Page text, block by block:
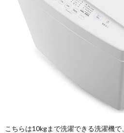
こちらは10kgまで洗濯できる洗濯機